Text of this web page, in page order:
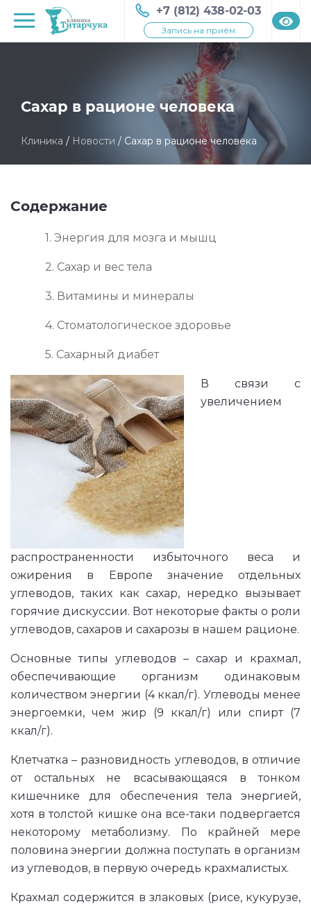
+7 (812) 438-02-03
Запись на приём
Сахар в рационе человека
Клиника / Новости / Сахар в рационе человека
Содержание
1. Энергия для мозга и мышц
2. Сахар и вес тела
3. Витамины и минералы
4. Стоматологическое здоровье
5. Сахарный диабет
В связи с
увеличением
распространенности избыточного веса и
ожирения в Европе значение отдельных
углеводов, таких как сахар, нередко вызывает
горячие дискуссии. Вот некоторые факты о роли
углеводов, сахаров и сахарозы в нашем рационе.
Основные типы углеводов – сахар и крахмал,
обеспечивающие организм одинаковым
количеством энергии (4 ккал/г). Углеводы менее
энергоемки, чем жир (9 ккал/г) или спирт (7
ккал/г).
Клетчатка – разновидность углеводов, в отличие
от остальных не всасывающаяся в тонком
кишечнике для обеспечения тела энергией,
хотя в толстой кишке она все-таки подвергается
некоторому метаболизму. По крайней мере
половина энергии должна поступать в организм
из углеводов, в первую очередь крахмалистых.
Крахмал содержится в злаковых (рисе, кукурузе,